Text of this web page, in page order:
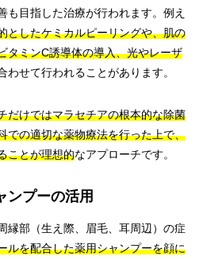
も目指した治療が行われます。例え
としたケミカルピーリングや、肌の
タミンC誘導体の導入、光やレーザ
わせて行われることがあります。
だけではマラセチアの根本的な除菌
での適切な薬物療法を行った上で、
ことが理想的なアプローチです。
ンプーの活用
縁部（生え際、眉毛、耳周辺）の症
ルを配合した薬用シャンプーを顔に